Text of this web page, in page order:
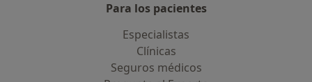
Para los pacientes
Especialistas
Clínicas
Seguros médicos